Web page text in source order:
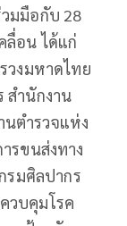
มมือกับ 28
ลื่อน ได้แก่
วงมหาดไทย
สำนักงาน
นตำรวจแห่ง
รขนส่งทาง
รมศิลปากร
วบคุมโรค